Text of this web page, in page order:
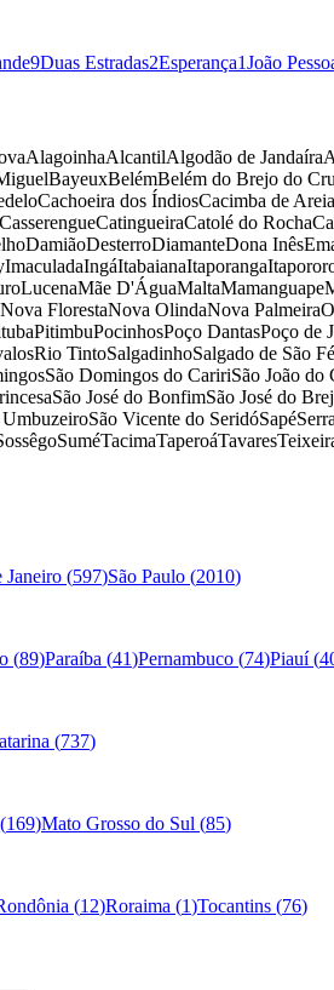
9Duas Estradas2Esperança1João
AlagoinhaAlcantilAlgodão de Jandaíra
BayeuxBelémBelém do Brejo do
Cachoeira dos ÍndiosCacimba de Areia
CasserengueCatingueiraCatolé do Rocha
DamiãoDesterroDiamanteDona Inês
ImaculadaIngáItabaianaItaporanga
LucenaMãe D'ÁguaMaltaMamanguape
Nova FlorestaNova OlindaNova Palmeira
PitimbuPocinhosPoço DantasPoço de
Rio TintoSalgadinhoSalgado de São
São Domingos do CaririSão João do
São José do BonfimSão José do
UmbuzeiroSão Vicente do SeridóSapé
SuméTacimaTaperoáTavares
Janeiro (597)São Paulo (2010)
(89)Paraíba (41)Pernambuco (74)Piauí(
(737)
(169)Mato Grosso do Sul (85)
(12)Roraima (1)Tocantins (76)